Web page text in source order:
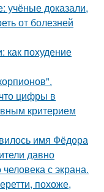
учёные доказали,
от болезней
похудение
цифры в
критерием
имя Фёдора
давно
с экрана.
похоже,